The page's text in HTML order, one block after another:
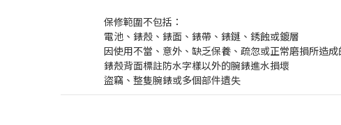
保修範圍不包括：
電池、錶殼、錶面、錶帶、錶鏈、銹蝕或鍍層
因使用不當、意外、缺乏保養、疏忽或正常磨損所造成
錶殼背面標註防水字樣以外的腕錶進水損壞
盜竊、整隻腕錶或多個部件遺失